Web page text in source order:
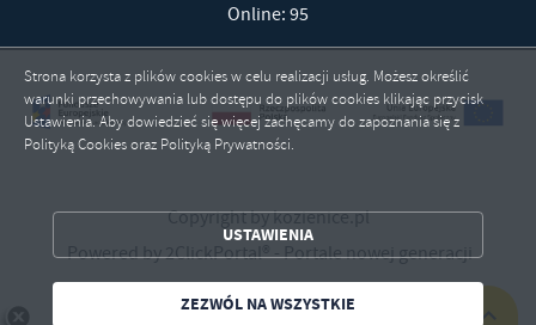
Online: 95
Copyright by kozienice.pl
Powered by2ClickPortal®- Portale nowej generacji
Strona korzysta z plików cookies w celu realizacji usług. Możesz określić
warunki przechowywania lub dostępu do plików cookies klikając przycisk
Ustawienia. Aby dowiedzieć się więcej zachęcamy do zapoznania się z
Polityką Cookies oraz Polityką Prywatności.
USTAWIENIA
ZEZWÓL NA WSZYSTKIE
ZAPISZ WYBRANE